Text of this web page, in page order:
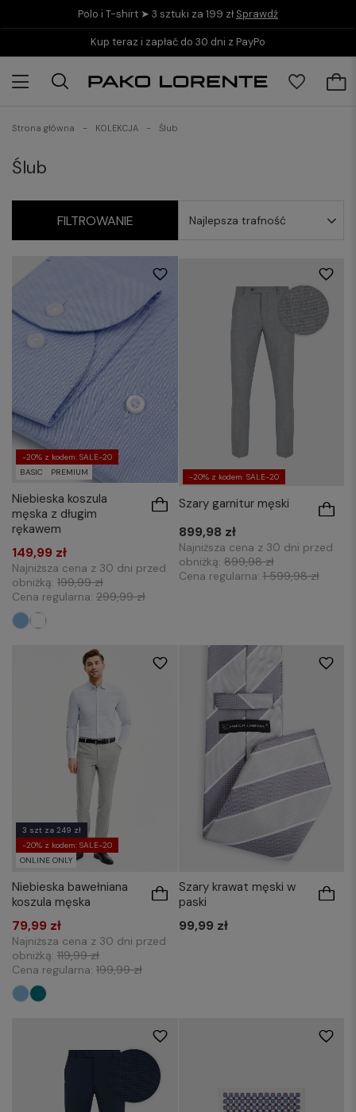
Polo i T-shirt ➤ 3 sztuki za 199 zł Sprawdź
Kup teraz i zapłać do 30 dni z PayPo
Strona główna KOLEKCJA Ślub
Ślub
Najlepsza trafność
FILTROWANIE
-20% z kodem: SALE-20
BASIC
PREMIUM
41-42/164-170
43-44/164-170
41-42/176-182
43-44/176-182 45-46/176-182
41-42/188-194
43-44/188-194
45-46/188-194
Niebieska koszula
męska z długim
rękawem
149,99 zł
Najniższa cena z 30 dni przed
obniżką: 199,99 zł
Cena regularna: 299,99 zł
-20% z kodem: SALE-20
Szary garnitur męski
899,98 zł
Najniższa cena z 30 dni przed
obniżką:899,98 zł
Cena regularna:1 599,98 zł
3 szt za 249 zł
-20% z kodem: SALE-20
ONLINE ONLY
3XL
Niebieska bawełniana
koszula męska
79,99 zł
Najniższa cena z 30 dni przed
obniżką: 119,99 zł
Cena regularna: 199,99 zł
Szary krawat męski w
paski
99,99 zł